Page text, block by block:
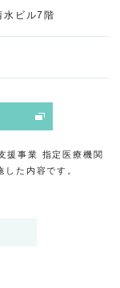
ビル7階
援事業 指定医療機関
た内容です。